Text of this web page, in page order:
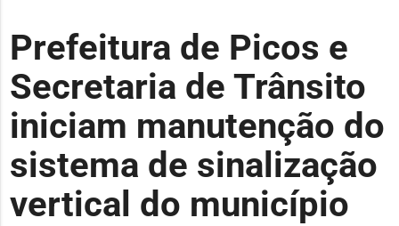
Prefeitura de Picos e
Secretaria de Trânsito
iniciam manutenção do
sistema de sinalização
vertical do município